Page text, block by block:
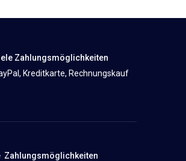
Zahlungsmöglichkeiten
Kreditkarte, Rechnungskauf
Zahlungsmöglichkeiten